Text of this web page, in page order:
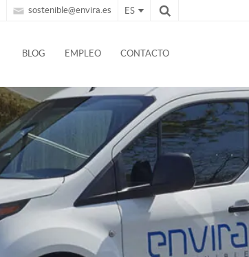
ES
sostenible@envira.es
BLOG EMPLEO CONTACTO